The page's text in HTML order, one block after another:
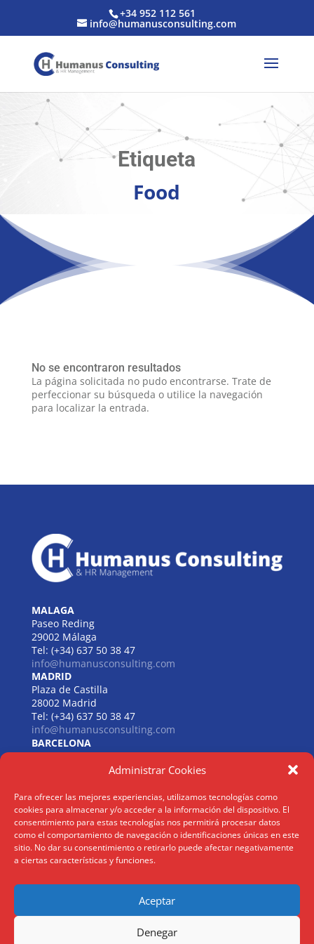
Administrar Cookies
Para ofrecer las mejores experiencias, utilizamos tecnologías como
cookies para almacenar y/o acceder a la información del dispositivo. El
consentimiento para estas tecnologías nos permitirá procesar datos
como el comportamiento de navegación o identificaciones únicas en este
sitio. No dar su consentimiento o retirarlo puede afectar negativamente
a ciertas características y funciones.
Aceptar
Denegar
+34 952 112 561
info@humanusconsulting.com
Etiqueta
Food
No se encontraron resultados
La página solicitada no pudo encontrarse. Trate de
perfeccionar su búsqueda o utilice la navegación
para localizar la entrada.
MALAGA
Paseo Reding
29002 Málaga
Tel: (+34) 637 50 38 47
info@humanusconsulting.com
MADRID
Plaza de Castilla
28002 Madrid
Tel: (+34) 637 50 38 47
info@humanusconsulting.com
BARCELONA
Carrer de Beethoven
08021 Barcelona
info@humanusconsulting.com
LISBOA
R. Joaquim António de Aguiar
1070 – 150 Lisboa
Tel: (+34) 952 112 561
info@humanusconsulting.com
Politica Privacidad